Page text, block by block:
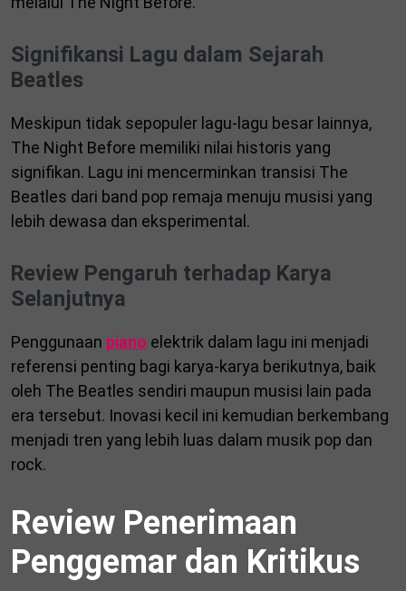
Signifikansi Lagu dalam Sejarah
Beatles
Meskipun tidak sepopuler lagu-lagu besar lainnya,
The Night Before memiliki nilai historis yang
signifikan. Lagu ini mencerminkan transisi The
Beatles dari band pop remaja menuju musisi yang
lebih dewasa dan eksperimental.
Review Pengaruh terhadap Karya
Selanjutnya
Penggunaan piano elektrik dalam lagu ini menjadi
referensi penting bagi karya-karya berikutnya, baik
oleh The Beatles sendiri maupun musisi lain pada
era tersebut. Inovasi kecil ini kemudian berkembang
menjadi tren yang lebih luas dalam musik pop dan
rock.
Review Penerimaan
Penggemar dan Kritikus